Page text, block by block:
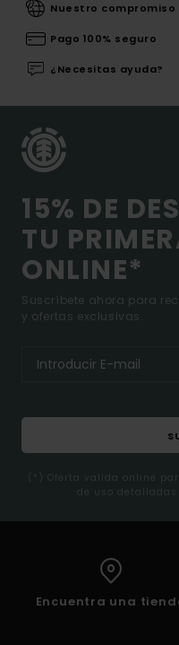
Nuestro
Pago 100% seguro
¿Necesitas ayuda?
15% DE
TU
ONLINE*
Suscríbete ahora para
y ofertas exclusivas.
(*) Oferta valida online
de uso
Encuentra una